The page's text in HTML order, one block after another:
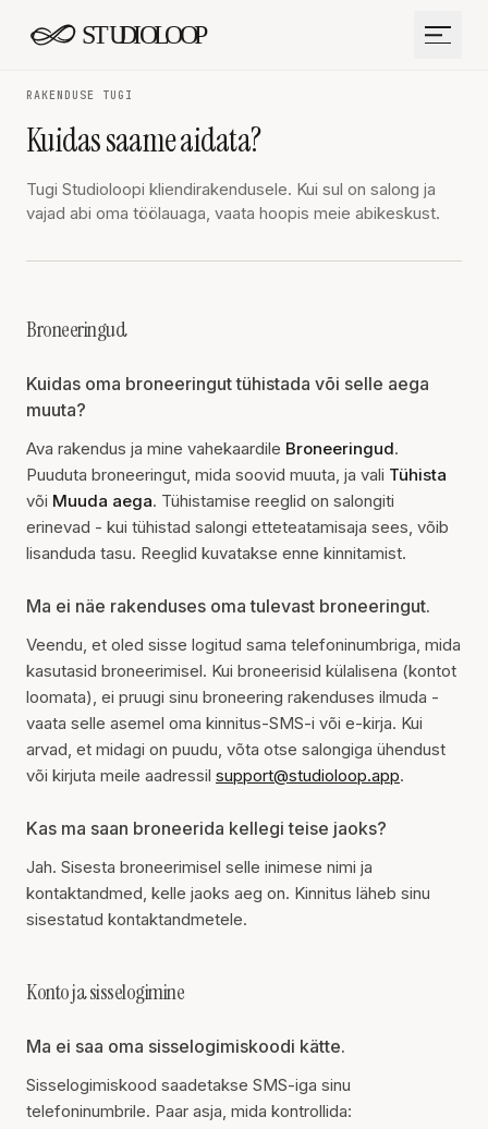
RAKENDUSE TUGI
Kuidas saame aidata?
Tugi Studioloopi kliendirakendusele. Kui sul on salong ja
vajad abi oma töölauaga, vaata hoopis meie abikeskust.
Broneeringud
Kuidas oma broneeringut tühistada või selle aega
muuta?
Ava rakendus ja mine vahekaardile Broneeringud.
Puuduta broneeringut, mida soovid muuta, ja vali Tühista
või Muuda aega. Tühistamise reeglid on salongiti
erinevad - kui tühistad salongi etteteatamisaja sees, võib
lisanduda tasu. Reeglid kuvatakse enne kinnitamist.
Ma ei näe rakenduses oma tulevast broneeringut.
Veendu, et oled sisse logitud sama telefoninumbriga, mida
kasutasid broneerimisel. Kui broneerisid külalisena (kontot
loomata), ei pruugi sinu broneering rakenduses ilmuda -
vaata selle asemel oma kinnitus-SMS-i või e-kirja. Kui
arvad, et midagi on puudu, võta otse salongiga ühendust
või kirjuta meile aadressil support@studioloop.app.
Kas ma saan broneerida kellegi teise jaoks?
Jah. Sisesta broneerimisel selle inimese nimi ja
kontaktandmed, kelle jaoks aeg on. Kinnitus läheb sinu
sisestatud kontaktandmetele.
Konto ja sisselogimine
Ma ei saa oma sisselogimiskoodi kätte.
Sisselogimiskood saadetakse SMS-iga sinu
telefoninumbrile. Paar asja, mida kontrollida: